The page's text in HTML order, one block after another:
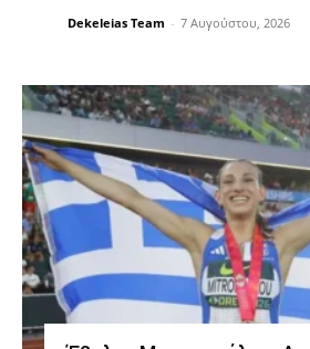
Dekeleias Team - 7 Αυγούστου, 2026